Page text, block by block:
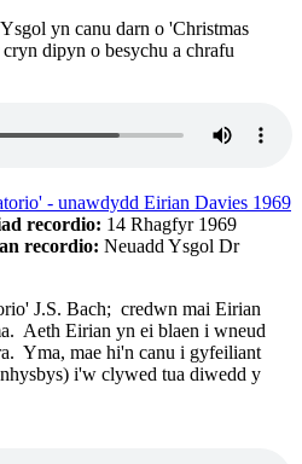
yn canu darn o 'Christmas
dipyn o besychu a chrafu
- unawdydd Eirian Davies 1969
recordio: 14 Rhagfyr 1969
recordio: Neuadd Ysgol Dr
J.S. Bach; credwn mai Eirian
Aeth Eirian yn ei blaen i wneud
Yma, mae hi'n canu i gyfeiliant
i'w clywed tua diwedd y